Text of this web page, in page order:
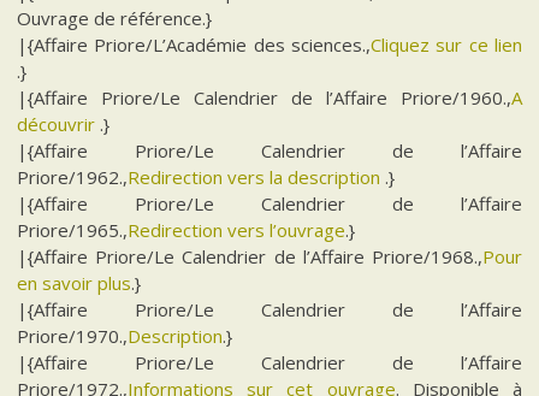
Ouvrage de référence.}
|{Affaire Priore/L’Académie des sciences.,Cliquez sur ce lien
.}
|{Affaire Priore/Le Calendrier de l’Affaire Priore/1960.,A
découvrir .}
|{Affaire Priore/Le Calendrier de l’Affaire
Priore/1962.,Redirection vers la description .}
|{Affaire Priore/Le Calendrier de l’Affaire
Priore/1965.,Redirection vers l’ouvrage.}
|{Affaire Priore/Le Calendrier de l’Affaire Priore/1968.,Pour
en savoir plus.}
|{Affaire Priore/Le Calendrier de l’Affaire
Priore/1970.,Description.}
|{Affaire Priore/Le Calendrier de l’Affaire
Priore/1972.,Informations sur cet ouvrage. Disponible à